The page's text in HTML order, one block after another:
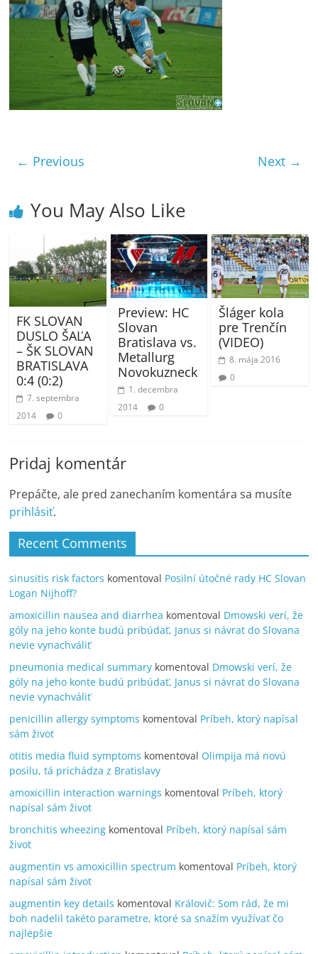
← Previous Next →
You May Also Like
FK SLOVAN
DUSLO ŠAĽA
– ŠK SLOVAN
BRATISLAVA
0:4 (0:2)
7. septembra
2014
0
Preview: HC
Slovan
Bratislava vs.
Metallurg
Novokuzneck
1. decembra
2014
0
Šláger kola
pre Trenčín
(VIDEO)
8. mája 2016
0
Pridaj komentár
Prepáčte, ale pred zanechaním komentára sa musíte
prihlásiť.
Recent Comments
sinusitis risk factors komentoval Posilní útočné rady HC Slovan
Logan Nijhoff?
amoxicillin nausea and diarrhea komentoval Dmowski verí, že
góly na jeho konte budú pribúdať, Janus si návrat do Slovana
nevie vynachváliť
pneumonia medical summary komentoval Dmowski verí, že
góly na jeho konte budú pribúdať, Janus si návrat do Slovana
nevie vynachváliť
penicillin allergy symptoms komentoval Príbeh, ktorý napísal
sám život
otitis media fluid symptoms komentoval Olimpija má novú
posilu, tá prichádza z Bratislavy
amoxicillin interaction warnings komentoval Príbeh, ktorý
napísal sám život
bronchitis wheezing komentoval Príbeh, ktorý napísal sám
život
augmentin vs amoxicillin spectrum komentoval Príbeh, ktorý
napísal sám život
augmentin key details komentoval Královič: Som rád, že mi
boh nadelil takéto parametre, ktoré sa snažím využívať čo
najlepšie